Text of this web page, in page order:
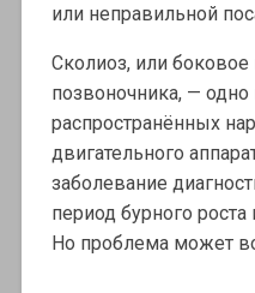
или неправильной
Сколиоз, или
позвоночника, — одно
распространённых
двигательного
заболевание
период бурного
Но проблема может